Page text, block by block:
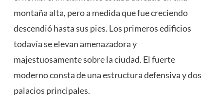
montaña alta, pero a medida que fue creciendo
descendió hasta sus pies. Los primeros edificios
todavía se elevan amenazadora y
majestuosamente sobre la ciudad. El fuerte
moderno consta de una estructura defensiva y dos
palacios principales.